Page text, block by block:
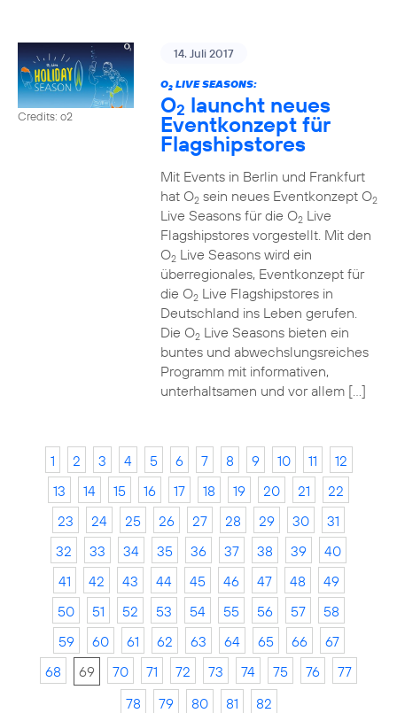
Credits: o2
14. Juli 2017
O2LIVE SEASONS:
O2 launcht neues
Eventkonzept für
Flagshipstores
Mit Events in Berlin und Frankfurt
hat O2sein neues Eventkonzept O2
Live Seasons für die O2Live
Flagshipstores vorgestellt. Mit den
O2Live Seasons wird ein
überregionales, Eventkonzept für
die O2Live Flagshipstores in
Deutschland ins Leben gerufen.
Die O2Live Seasons bieten ein
buntes und abwechslungsreiches
Programm mit informativen,
unterhaltsamen und vor allem […]
1 2 3 4 5 6 7 8 9 10 11
12
13
14 15 16 17 18 19 20 21
22
23
24 25 26 27 28 29 30
31
32
33 34 35 36 37 38 39
40
41
42 43 44 45 46 47 48
49
50
51 52 53 54 55 56 57
58
59
60 61 62 63 64 65 66
67
68
69 70 71 72 73 74 75 76
77
78
79 80 81 82